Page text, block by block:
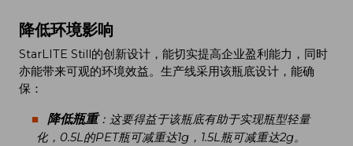
降低环境影响
StarLITE Still的创新设计，能切实提高企业盈利能力，同时
亦能带来可观的环境效益。生产线采用该瓶底设计，能确
保：
降低瓶重：这要得益于该瓶底有助于实现瓶型轻量
化，0.5L的PET瓶可减重达1g，1.5L瓶可减重达2g。